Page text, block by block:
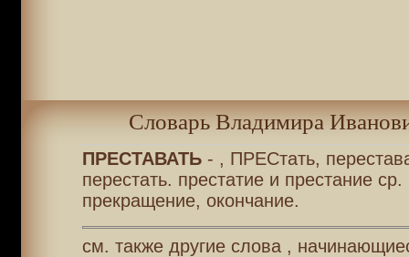
Словарь Владимира
ПРЕСТАВАТЬ- , ПРЕСтать,
перестать. престатие и престание ср.
прекращение, окончание.
см. также другие слова ,